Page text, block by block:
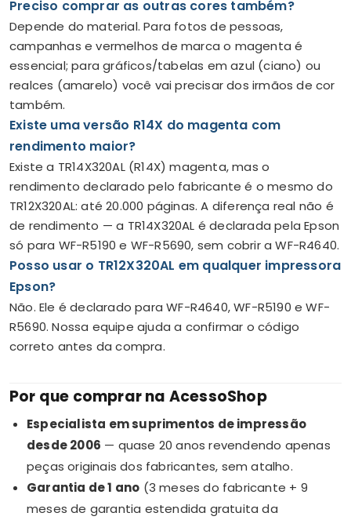
Preciso comprar as outras cores também?
Depende do material. Para fotos de pessoas,
campanhas e vermelhos de marca o magenta é
essencial; para gráficos/tabelas em azul (ciano) ou
realces (amarelo) você vai precisar dos irmãos de cor
também.
Existe uma versão R14X do magenta com
rendimento maior?
Existe a TR14X320AL (R14X) magenta, mas o
rendimento declarado pelo fabricante é o mesmo do
TR12X320AL: até 20.000 páginas. A diferença real não é
de rendimento — a TR14X320AL é declarada pela Epson
só para WF-R5190 e WF-R5690, sem cobrir a WF-R4640.
Posso usar o TR12X320AL em qualquer impressora
Epson?
Não. Ele é declarado para WF-R4640, WF-R5190 e WF-
R5690. Nossa equipe ajuda a confirmar o código
correto antes da compra.
Por que comprar na AcessoShop
Especialista em suprimentos de impressão
desde 2006 — quase 20 anos revendendo apenas
peças originais dos fabricantes, sem atalho.
Garantia de 1 ano (3 meses do fabricante + 9
meses de garantia estendida gratuita da